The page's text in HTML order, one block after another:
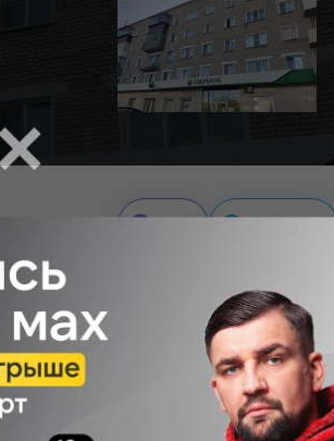
Телеграм
Поделиться